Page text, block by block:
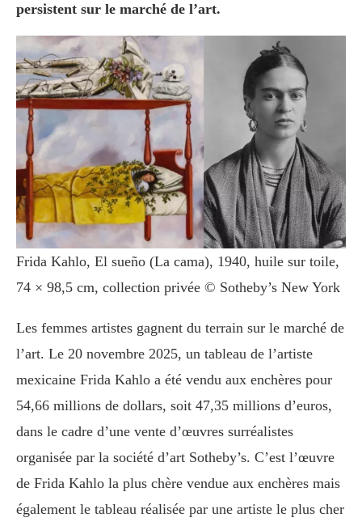
persistent sur le marché de l’art.
Frida Kahlo, El sueño (La cama), 1940, huile sur toile,
74 × 98,5 cm, collection privée © Sotheby’s New York
Les femmes artistes gagnent du terrain sur le marché de
l’art. Le 20 novembre 2025, un tableau de l’artiste
mexicaine Frida Kahlo a été vendu aux enchères pour
54,66 millions de dollars, soit 47,35 millions d’euros,
dans le cadre d’une vente d’œuvres surréalistes
organisée par la société d’art Sotheby’s. C’est l’œuvre
de Frida Kahlo la plus chère vendue aux enchères mais
également le tableau réalisée par une artiste le plus cher